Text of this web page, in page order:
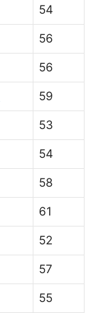
54
56
56
59
53
54
58
61
52
57
55